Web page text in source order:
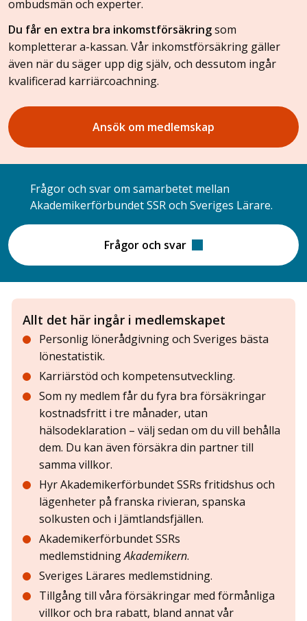
ombudsmän och experter.
Du får en extra bra inkomstförsäkringsom
kompletterar a-kassan. Vår inkomstförsäkring gäller
även när du säger upp dig själv, och dessutom ingår
kvalificerad karriärcoachning.
Ansök om medlemskap
Frågor och svar om samarbetet mellan
Akademikerförbundet SSR och Sveriges Lärare.
Frågor och svar
Allt det här ingår i medlemskapet
Personlig lönerådgivning och Sveriges bästa
lönestatistik.
Karriärstöd och kompetensutveckling.
Som ny medlem får du fyra bra försäkringar
kostnadsfritt i tre månader, utan
hälsodeklaration – välj sedan om du vill behålla
dem. Du kan även försäkra din partner till
samma villkor.
Hyr Akademikerförbundet SSRs fritidshus och
lägenheter på franska rivieran, spanska
solkusten och i Jämtlandsfjällen.
Akademikerförbundet SSRs
medlemstidningAkademikern.
Sveriges Lärares medlemstidning.
Tillgång till våra försäkringar med förmånliga
villkor och bra rabatt, bland annat vår